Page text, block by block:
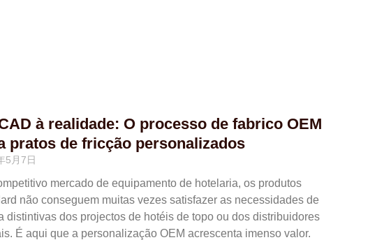
à realidade: O processo de fabrico OEM
pratos de fricção personalizados
5月7日
mercado de equipamento de hotelaria, os produtos
não conseguem muitas vezes satisfazer as necessidades de
distintivas dos projectos de hotéis de topo ou dos distribuidores
É aqui que a personalização OEM acrescenta imenso valor.